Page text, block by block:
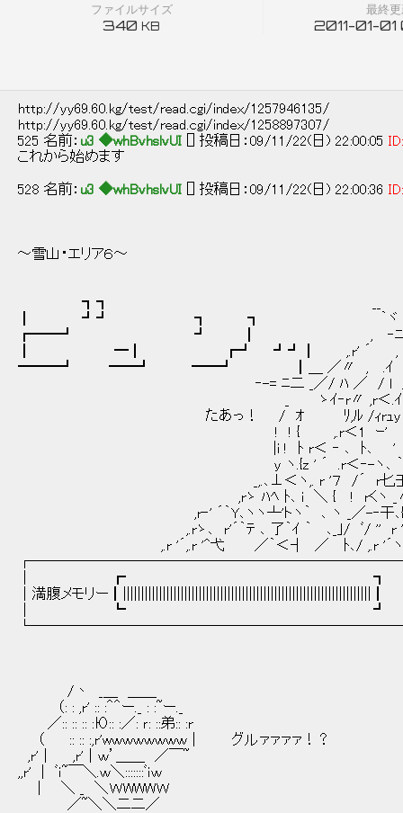
ファイルサイズ
340 KB
最終
2011-01-
http://yy69.60.kg/test/read.cgi/index/1257946135/
http://yy69.60.kg/test/read.cgi/index/1258897307/
525 名前： u3 ◆whBvhslvUI [] 投稿日：09/11/22(日) 22:00:05 ID:
これから始めます
528 名前： u3 ◆whBvhslvUI [] 投稿日：09/11/22(日) 22:00:36 ID:
～雪山・エリア６～
┓┓
┃ ┛┛ ┓ ┓ ｀
┏━━┛ ┛ ┃ , ‐ﾆヽ
┃ ━┃ ┏┛ ┛┛┃ ,.r' ´ , ｀´
━━━┛ ━━┛ ━━┛ ┃＿ ／〃 ,
‐-= ﾆ二 _／/ ﾊ ／ / l / ,r
_ ゝｲ‐r〃 ,r＜.ｲ イ/ .イ
たあっ！ / ｵ ﾘ,ﾙ /ｨrｭy /
! ! { ,.r＜1 ｰ' ｲ才
|i ! ﾄ r＜ ‐ ､ ﾄ､ ' ／ ／
y ヽ.{z ' ´ .r＜‐-ヽ､ ｀ .イ ,∠´ヽ
_,.､⊥＜ヽ,. r '７ /´ r匕壬‐'´ ｀
,rゝ ﾊﾍ ﾄ､ i ＼ { ! rくヽ _〃
,r‐' ´｀Y､ヽヽ┴'トヽ｀ ､ ヽ _／-‐
,.rゝ､ r'´｀ﾃ ､ 了｀ｲ ｀ ､_｣/ ﾞ
,.r '´,.r '^弋 ／｀＜┤ ／ ﾄ､/ ,.r '´
│ ┏ ┓ .....│ン
│満腹メモリー
│ ┗ ┛
/丶 _＿ ＿＿
（: : ,r' :: :＾＾ー._ : :~ー._
／:: :: :: :Ю:: :／: ｒ: ::弟:: :r
（ :: :: :,r'wｗｗｗｗｗｗｗ｜ グルァァァァ！？
,r'｜ ,r'｜ｗ’＿＿ ／￣~
,,r' | ﾞｉ~￣＼.ｗ＼:::::::ﾞｉｗ
| ＼ _ ＼ＷWWWＷ
／~＼＼二二／